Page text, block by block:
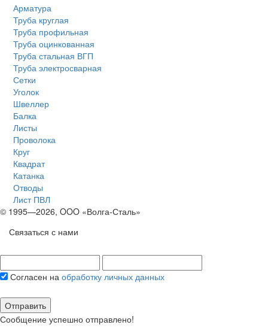
Арматура
Труба круглая
Труба профильная
Труба оцинкованная
Труба стальная ВГП
Труба электросварная
Сетки
Уголок
Швеллер
Балка
Листы
Проволока
Круг
Квадрат
Катанка
Отводы
Лист ПВЛ
© 1995—2026, OOO «Волга-Сталь»
Связаться с нами
Согласен на обработку личных данных
Отправить
Сообщение успешно отправлено!